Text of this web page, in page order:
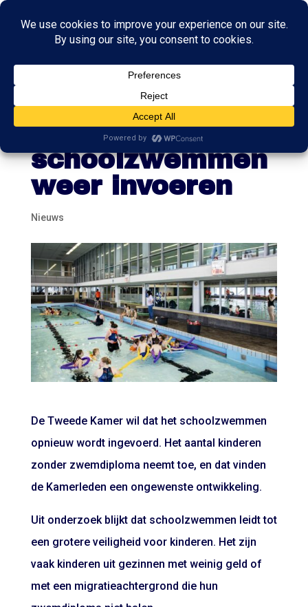
Tweede Kamer
wil
schoolzwemmen
weer invoeren
Nieuws
De Tweede Kamer wil dat het schoolzwemmen
opnieuw wordt ingevoerd. Het aantal kinderen
zonder zwemdiploma neemt toe, en dat vinden
de Kamerleden een ongewenste ontwikkeling.
Uit onderzoek blijkt dat schoolzwemmen leidt tot
een grotere veiligheid voor kinderen. Het zijn
vaak kinderen uit gezinnen met weinig geld of
met een migratieachtergrond die hun